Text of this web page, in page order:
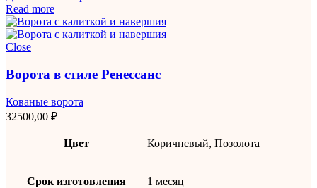
Read more
Close
Ворота в стиле Ренессанс
Кованые ворота
32500,00 ₽
Цвет Коричневый, Позолота
Срок изготовления 1 месяц